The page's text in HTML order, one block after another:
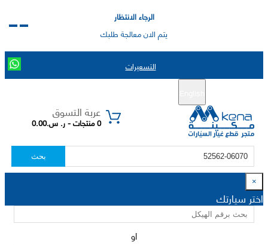
الرجاء الانتظار
يتم الان معالجة طلبك
التسعيرات
عربة التسوق
0 منتجات - ر. س.0.00
بحث
×
اختر سيارتك
او